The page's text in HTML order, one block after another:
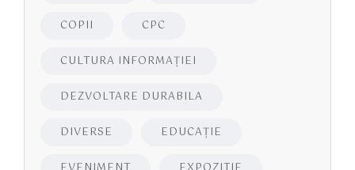
COPII CPC
CULTURA INFORMAŢIEI
DEZVOLTARE DURABILA
DIVERSE EDUCAŢIE